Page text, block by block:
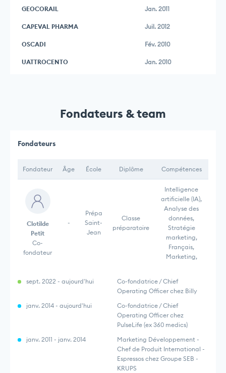
GEOCORAIL Jan. 2011
CAPEVAL PHARMA Juil. 2012
OSCADI Fév. 2010
UATTROCENTO Jan. 2010
Fondateurs & team
Fondateurs
Fondateur Âge École Diplôme Compétences
Clotilde
Petit
Co-
fondateur
-
Prépa
Saint-
Jean
Classe
préparatoire
Intelligence
artificielle (IA),
Analyse des
données,
Stratégie
marketing,
Français,
Marketing,
sept. 2022 - aujourd'hui
Co-fondatrice / Chief
Operating Officer chez Billy
janv. 2014 - aujourd'hui
Co-fondatrice / Chief
Operating Officer chez
PulseLife (ex 360 medics)
janv. 2011 - janv. 2014
Marketing Développement -
Chef de Produit International -
Espressos chez Groupe SEB -
KRUPS